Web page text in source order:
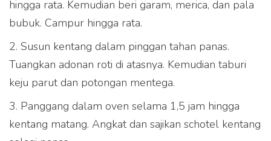
hingga rata. Kemudian beri garam, merica, dan pala
bubuk. Campur hingga rata.
2. Susun kentang dalam pinggan tahan panas.
Tuangkan adonan roti di atasnya. Kemudian taburi
keju parut dan potongan mentega.
3. Panggang dalam oven selama 1,5 jam hingga
kentang matang. Angkat dan sajikan schotel kentang